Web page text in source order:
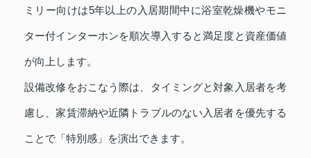
ミリー向けは5年以上の入居期間中に浴室乾燥機やモニ
ター付インターホンを順次導入すると満足度と資産価値
が向上します。
設備改修をおこなう際は、タイミングと対象入居者を考
慮し、家賃滞納や近隣トラブルのない入居者を優先する
ことで「特別感」を演出できます。